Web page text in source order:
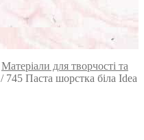
Матеріали для творчості та
/ 745 Паста шорстка біла Idea